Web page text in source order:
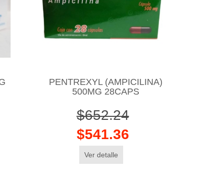
PENTREXYL (AMPICILINA)
500MG 28CAPS
$652.24
$541.36
Ver detalle